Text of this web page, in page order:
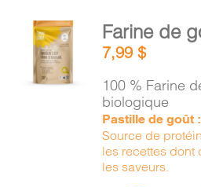
AJOUTER
AU
PANIER
Farine de
7,99$
100 % Farine
biologique
Pastille de goût
Source de
les recettes dont
les saveurs.